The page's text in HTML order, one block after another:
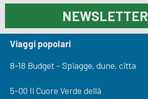
NEWSLETTER
Viaggi popolari
8-18 Budget - Spiagge, dune, citta
5-00 Il Cuore Verde dellâ